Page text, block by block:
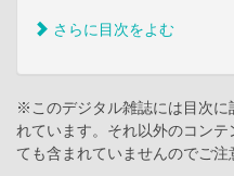
さらに目次をよむ
※このデジタル雑誌には目次に
れています。それ以外のコン
ても含まれていませんのでご注